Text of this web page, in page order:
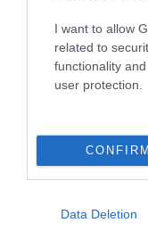
I want to allow
related to
functionality
user protection.
CONFIRM
Data Deletion
ΣΤΡΑΤΗΓΙΚΗ
στρατηγική